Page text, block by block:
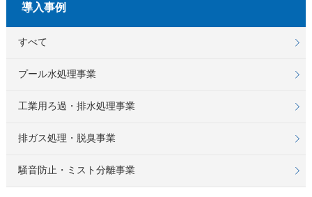
導入事例
すべて
プール水処理事業
工業用ろ過・排水処理事業
排ガス処理・脱臭事業
騒音防止・ミスト分離事業